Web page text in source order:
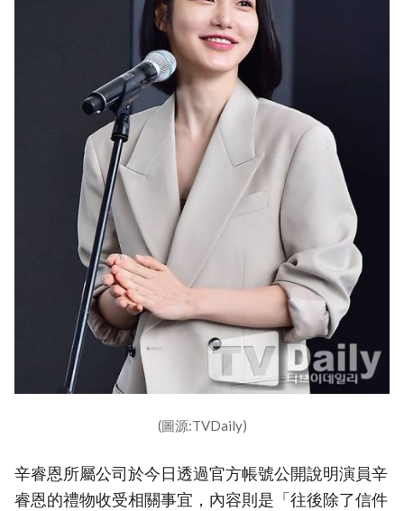
(圖源:TVDaily)
辛睿恩所屬公司於今日透過官方帳號公開說明演員辛
睿恩的禮物收受相關事宜，內容則是「往後除了信件